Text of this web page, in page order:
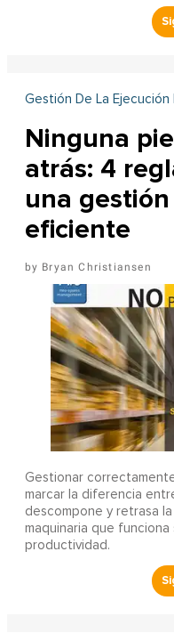
Gestión De La
Ninguna
atrás: 4
una
eficiente
Bryan Christiansen
Gestionar
marcar la diferencia
descompone y retrasa
maquinaria que
productividad.